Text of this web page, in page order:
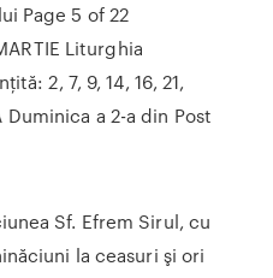
Page 5 of 22
Liturghia
2, 7, 9, 14, 16, 21,
Duminica a 2-a din Post
Sf. Efrem Sirul, cu
la ceasuri şi ori